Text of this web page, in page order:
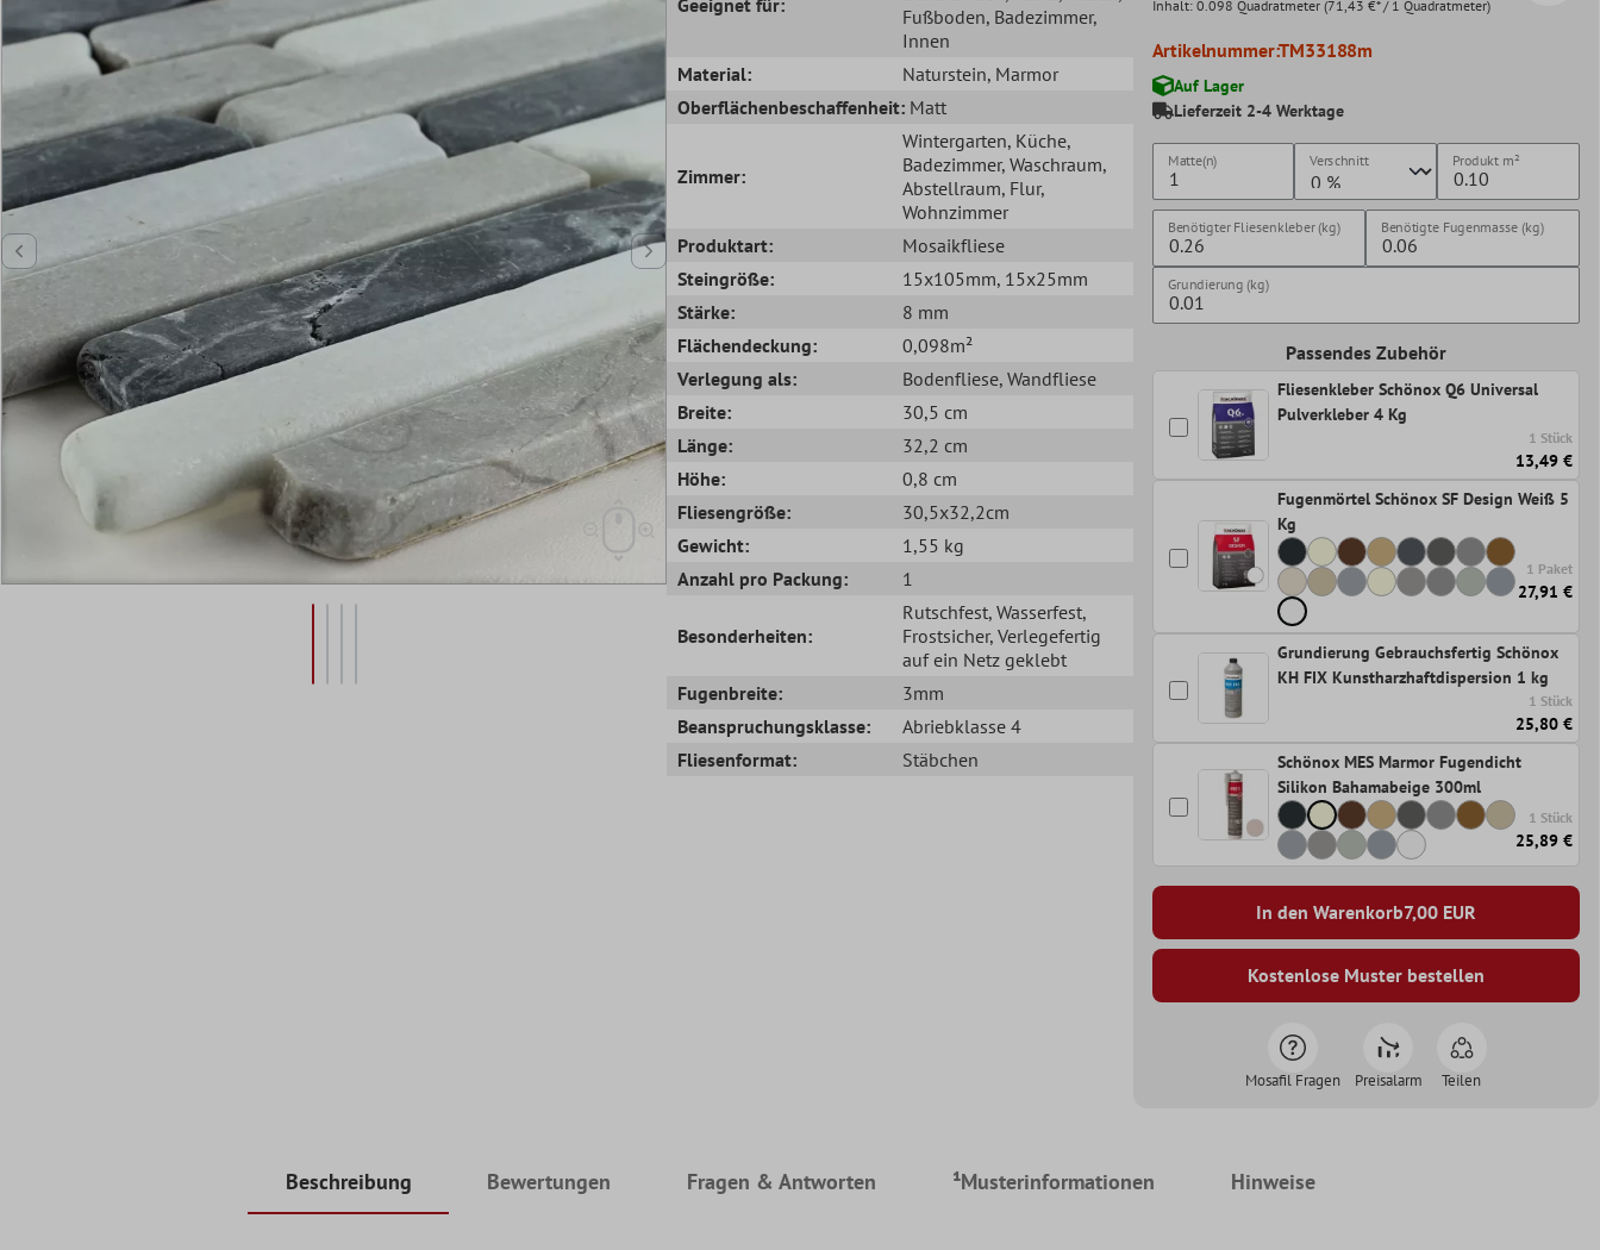
Fußboden, Badezimmer,
Innen
Material:
Naturstein, Marmor
Oberflächenbeschaffenheit: Matt
Zimmer:
Wintergarten, Küche,
Badezimmer, Waschraum,
Abstellraum, Flur,
Wohnzimmer
Produktart:
Mosaikfliese
Steingröße:
15x105mm, 15x25mm
Stärke:
8 mm
Flächendeckung:
0,098m²
Verlegung als:
Bodenfliese, Wandfliese
Breite:
30,5 cm
Länge:
32,2 cm
Höhe:
0,8 cm
Fliesengröße:
30,5x32,2cm
Gewicht:
1,55 kg
Anzahl pro Packung:
1
Besonderheiten:
Rutschfest, Wasserfest,
Frostsicher, Verlegefertig
auf ein Netz geklebt
Fugenbreite:
3mm
Beanspruchungsklasse:
Abriebklasse 4
Fliesenformat:
Stäbchen
Inhalt: 0.098 Quadratmeter (71,43 €* / 1 Quadratmeter)
Artikelnummer:TM33188m
Auf Lager
Lieferzeit 2-4 Werktage
Matte(n) Verschnitt Produkt m²
Benötigter Fliesenkleber (kg) Benötigte Fugenmasse (kg)
Grundierung (kg)
Passendes Zubehör
Fliesenkleber Schönox Q6 Universal
Pulverkleber 4 Kg
1 Stück
13,49 €
Fugenmörtel Schönox SF Design Weiß 5
Kg
1 Paket
27,91 €
Grundierung Gebrauchsfertig Schönox
KH FIX Kunstharzhaftdispersion 1 kg
1 Stück
25,80 €
Schönox MES Marmor Fugendicht
Silikon Bahamabeige 300ml
1 Stück
25,89 €
In den Warenkorb7,00EUR
Kostenlose Muster bestellen
Mosafil Fragen Preisalarm Teilen
Beschreibung Bewertungen Fragen & Antworten ¹Musterinformationen Hinweise